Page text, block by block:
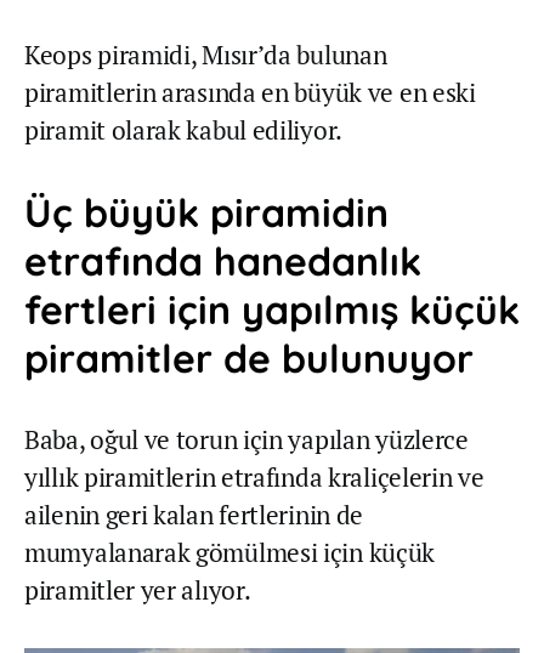
Keops piramidi, Mısır’da bulunan
piramitlerin arasında en büyük ve en eski
piramit olarak kabul ediliyor.
Üç büyük piramidin
etrafında hanedanlık
fertleri için yapılmış küçük
piramitler de bulunuyor
Baba, oğul ve torun için yapılan yüzlerce
yıllık piramitlerin etrafında kraliçelerin ve
ailenin geri kalan fertlerinin de
mumyalanarak gömülmesi için küçük
piramitler yer alıyor.